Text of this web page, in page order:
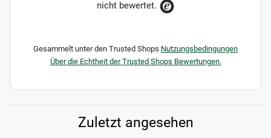
nicht bewertet.
Gesammelt unter den Trusted Shops Nutzungsbedingungen
Über die Echtheit der Trusted Shops Bewertungen.
Zuletzt angesehen